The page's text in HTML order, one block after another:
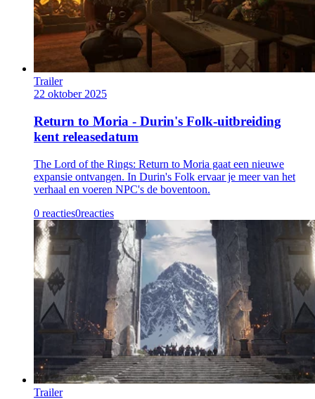
Trailer
22 oktober 2025
Return to Moria - Durin's Folk-uitbreiding
kent releasedatum
The Lord of the Rings: Return to Moria gaat een nieuwe
expansie ontvangen. In Durin's Folk ervaar je meer van het
verhaal en voeren NPC's de boventoon.
0 reacties0reacties
Trailer